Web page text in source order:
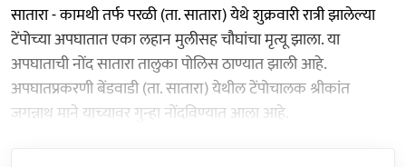
सातारा - कामथी तर्फ परळी (ता. सातारा) येथे शुक्रवारी रात्री झालेल्‍या
टेंपोच्‍या अपघातात एका लहान मुलीसह चौघांचा मृत्यू झाला. या
अपघाताची नोंद सातारा तालुका पोलिस ठाण्‍यात झाली आहे.
अपघातप्रकरणी बेंडवाडी (ता. सातारा) येथील टेंपोचालक श्रीकांत
जगन्नाथ माने याच्‍यावर गुन्‍हा नोंदविण्‍यात आला आहे.